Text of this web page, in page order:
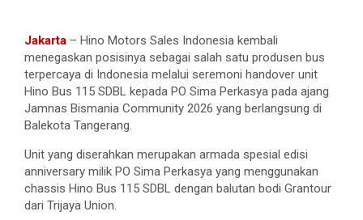
Jakarta – Hino Motors Sales Indonesia kembali
menegaskan posisinya sebagai salah satu produsen bus
terpercaya di Indonesia melalui seremoni handover unit
Hino Bus 115 SDBL kepada PO Sima Perkasya pada ajang
Jamnas Bismania Community 2026 yang berlangsung di
Balekota Tangerang.
Unit yang diserahkan merupakan armada spesial edisi
anniversary milik PO Sima Perkasya yang menggunakan
chassis Hino Bus 115 SDBL dengan balutan bodi Grantour
dari Trijaya Union.